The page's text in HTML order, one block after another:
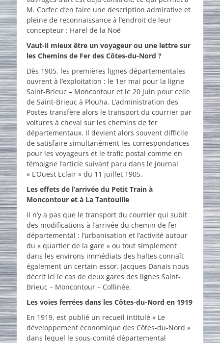
M. Corfec d’en faire une description admirative et
pleine de reconnaissance à l’endroit de leur
concepteur : Harel de la Noë
Vaut-il mieux être un voyageur ou une lettre sur
les Chemins de Fer des Côtes-du-Nord ?
Dès 1905, les premières lignes départementales
ouvrent à l’exploitation : le 1er mai pour la ligne
Saint-Brieuc – Moncontour et le 20 juin pour celle
de Saint-Brieuc à Plouha. L’administration des
Postes transfère alors le transport du courrier par
voitures à cheval sur les chemins de fer
départementaux. Il devient alors souvent difficile
de satisfaire simultanément les correspondances
pour les voyageurs et le trafic postal comme en
témoigne l’article suivant paru dans le journal
« L’Ouest Eclair » du 11 juillet 1905.
Les effets de l’arrivée du Petit Train à
Moncontour et à La Tantouille
Il n’y a pas que le transport du courrier qui subit
des modifications à l’arrivée du chemin de fer
départemental : l’urbanisation et l’activité autour
du « quartier de la gare » ou tout simplement
dans les environs immédiats des haltes connaît
également un certain essor. Jacques Danais nous
décrit ici le cas de deux gares des lignes Saint-
Brieuc – Moncontour – Collinée.
Les voies ferrées dans les Côtes-du-Nord en 1919
En 1919, est publié un recueil intitulé « Le
développement économique des Côtes-du-Nord »
dans lequel le sous-comité départemental